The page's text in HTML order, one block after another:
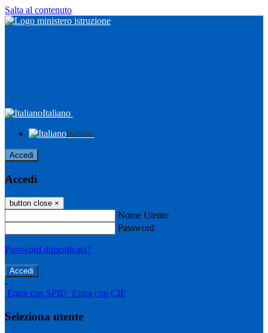
Salta al contenuto
Italiano
Italiano
Accedi
Accedi
button close ×
Nome Utente
Password
Password dimenticata?
-
Entra con SPID Entra con CIE
Seleziona utente